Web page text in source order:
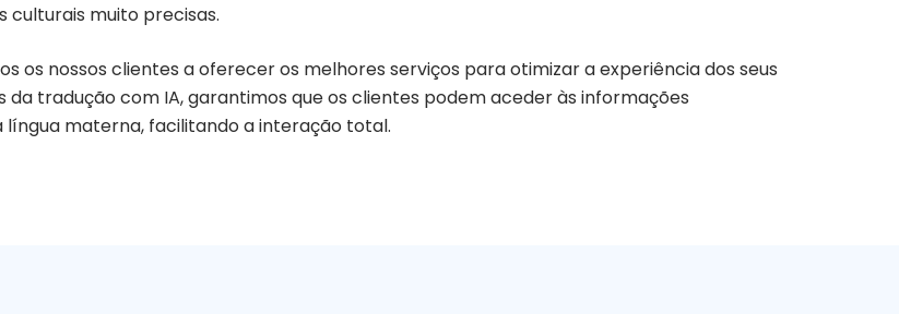
culturais muito precisas.
os nossos clientes a oferecer os melhores serviços para otimizar a experiência dos seus
da tradução com IA, garantimos que os clientes podem aceder às informações
língua materna, facilitando a interação total.